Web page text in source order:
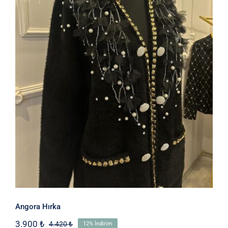
Angora Hırka
Angora Hırka
4.420₺
3.900 ₺ 12% İndirim